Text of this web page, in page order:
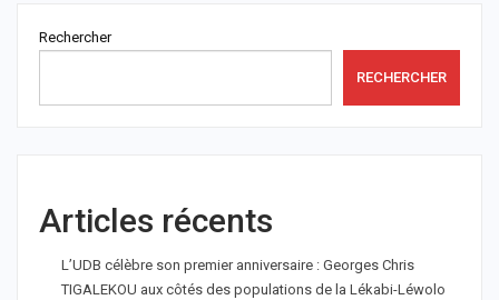
Rechercher
RECHERCHER
Articles récents
L’UDB célèbre son premier anniversaire : Georges Chris
TIGALEKOU aux côtés des populations de la Lékabi-Léwolo